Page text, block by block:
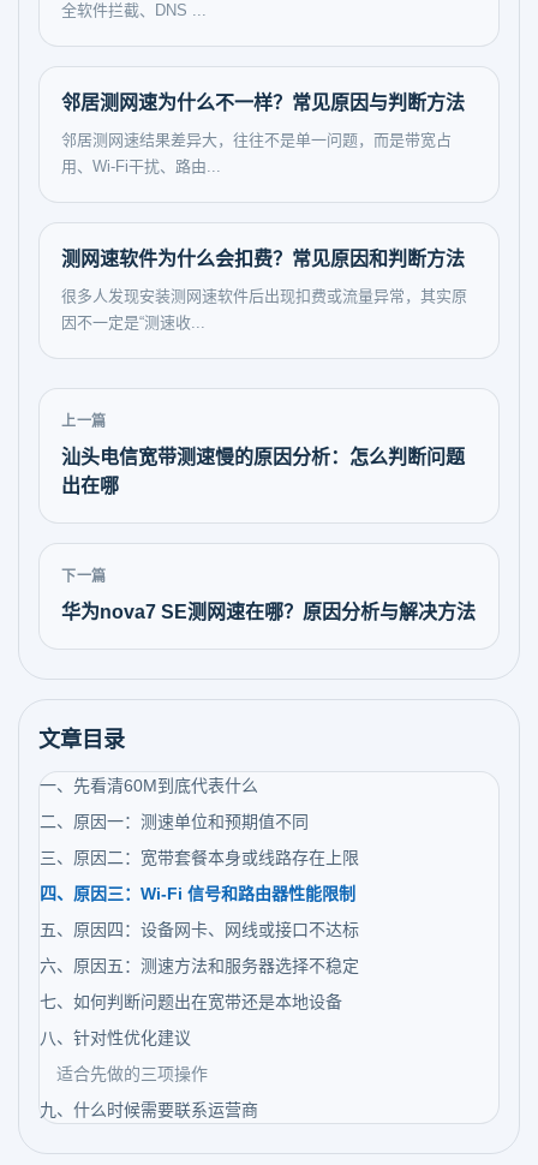
全软件拦截、DNS ...
邻居测网速为什么不一样？常见原因与判断方法
邻居测网速结果差异大，往往不是单一问题，而是带宽占
用、Wi-Fi干扰、路由...
测网速软件为什么会扣费？常见原因和判断方法
很多人发现安装测网速软件后出现扣费或流量异常，其实原
因不一定是“测速收...
上一篇
汕头电信宽带测速慢的原因分析：怎么判断问题
出在哪
下一篇
华为nova7 SE测网速在哪？原因分析与解决方法
文章目录
一、先看清60M到底代表什么
二、原因一：测速单位和预期值不同
三、原因二：宽带套餐本身或线路存在上限
四、原因三：Wi-Fi 信号和路由器性能限制
五、原因四：设备网卡、网线或接口不达标
六、原因五：测速方法和服务器选择不稳定
七、如何判断问题出在宽带还是本地设备
八、针对性优化建议
适合先做的三项操作
九、什么时候需要联系运营商